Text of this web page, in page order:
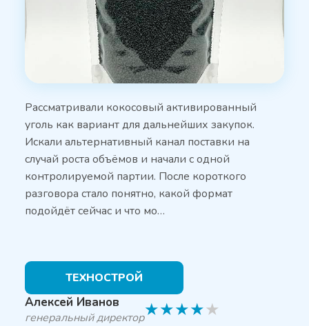
Рассматривали кокосовый активированный
уголь как вариант для дальнейших закупок.
Искали альтернативный канал поставки на
случай роста объёмов и начали с одной
контролируемой партии. После короткого
разговора стало понятно, какой формат
подойдёт сейчас и что мо…
ТЕХНОСТРОЙ
Алексей Иванов
генеральный директор★★★★★